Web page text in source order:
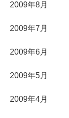
2009年8月
2009年7月
2009年6月
2009年5月
2009年4月